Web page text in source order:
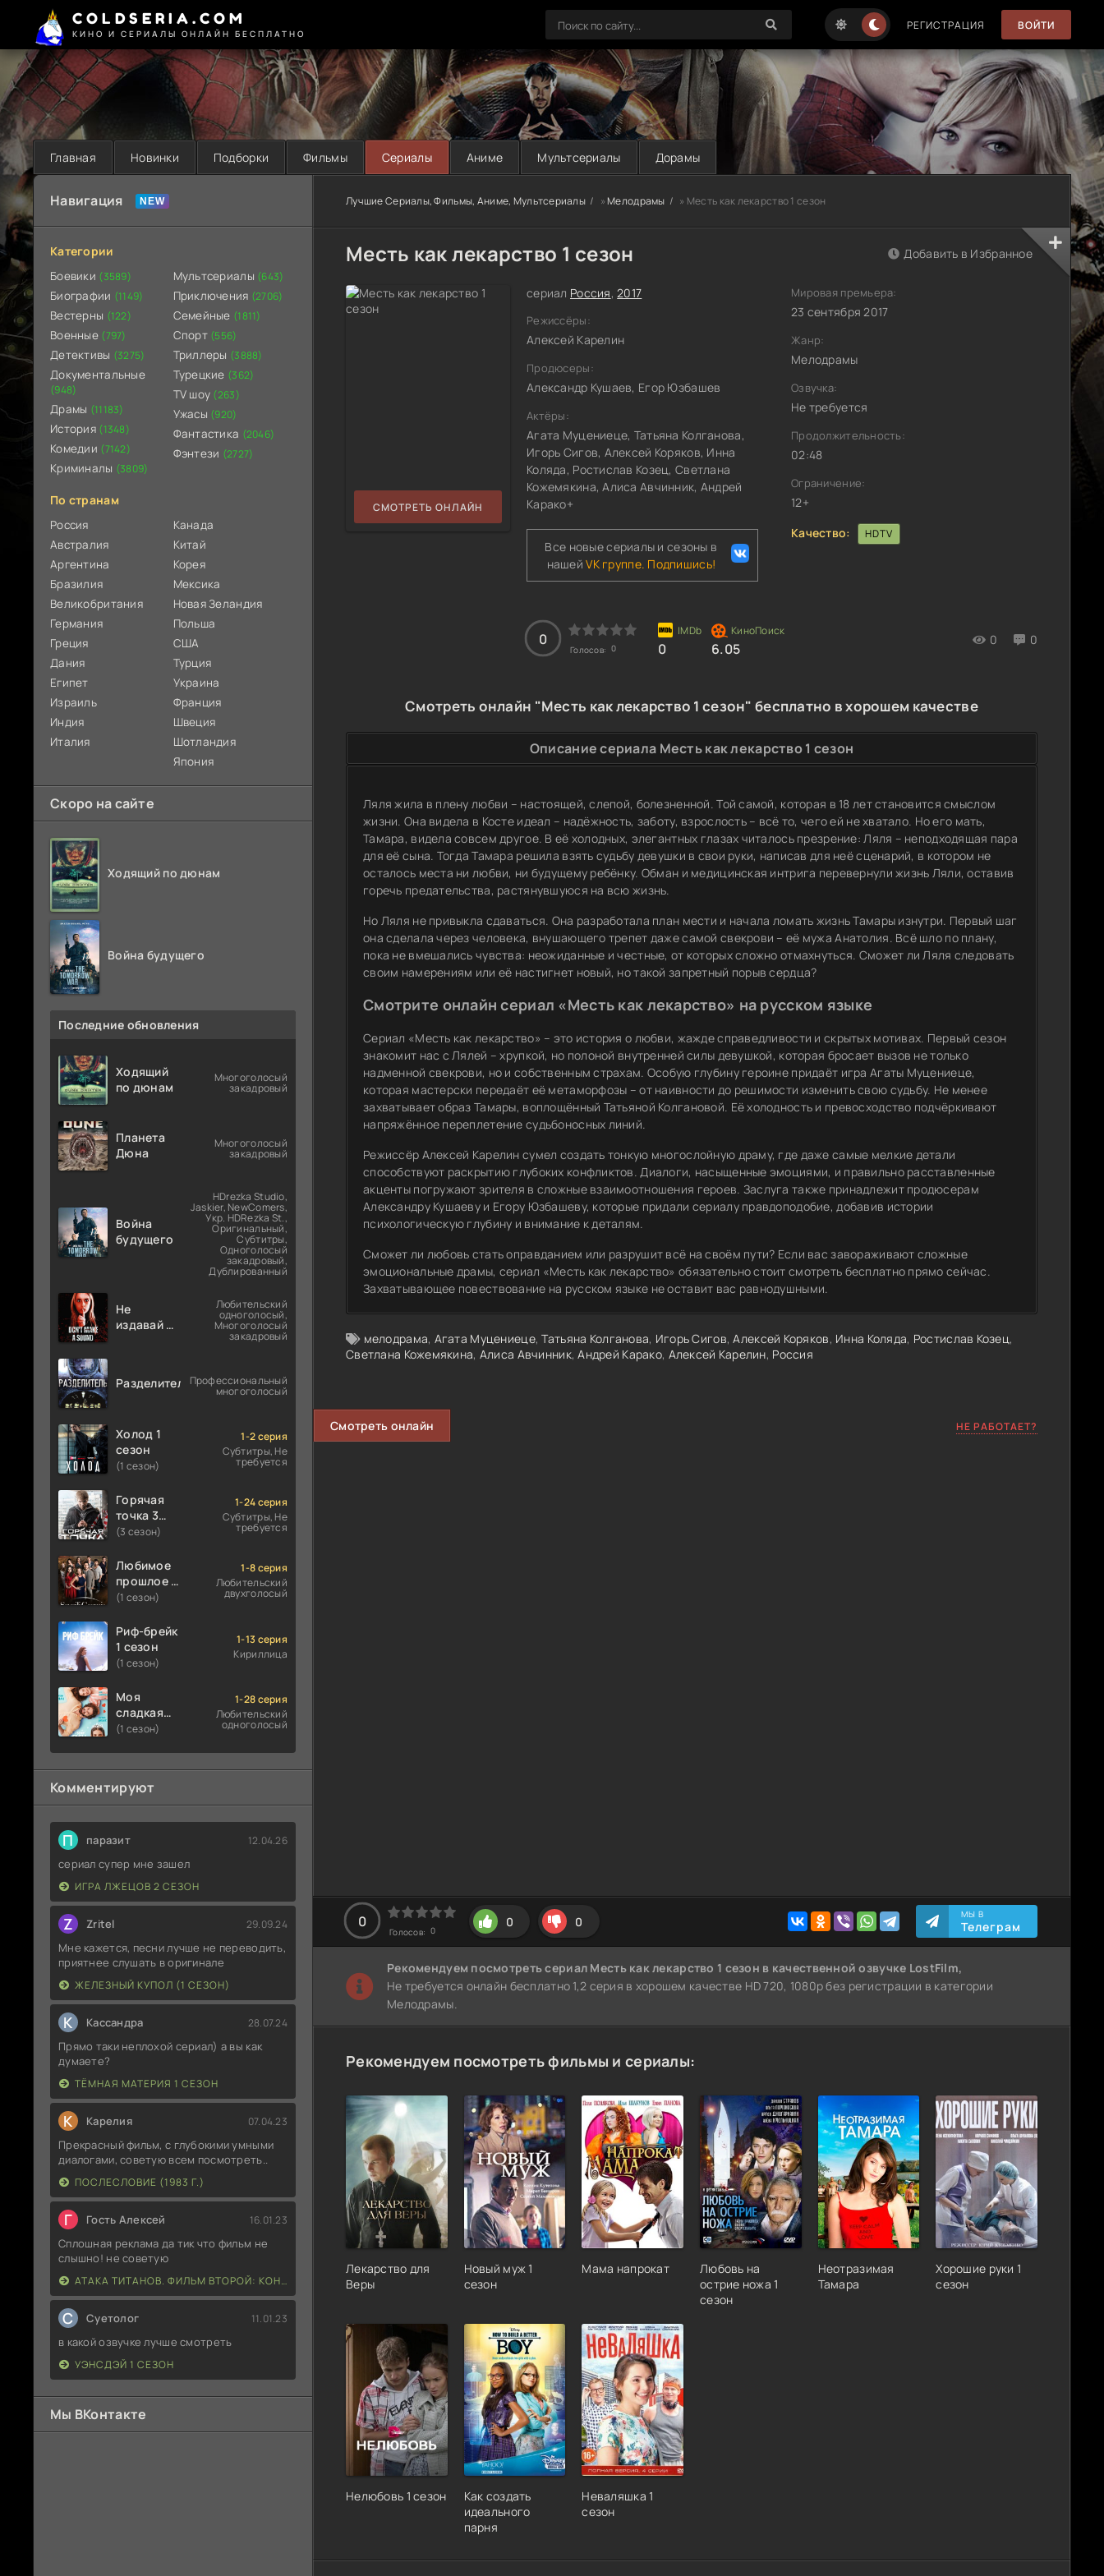
COLDSERIA.COM
КИНО И СЕРИАЛЫ ОНЛАЙН БЕСПЛАТНО
РЕГИСТРАЦИЯ ВОЙТИ
Главная Новинки Подборки Фильмы Сериалы Аниме Мультсериалы Дорамы
Навигация
Категории
Боевики (3589)
Биографии (1149)
Вестерны (122)
Военные (797)
Детективы (3275)
Документальные
(948)
Драмы (11183)
История (1348)
Комедии (7142)
Криминалы (3809)
Мультсериалы (643)
Приключения (2706)
Семейные (1811)
Спорт (556)
Триллеры (3888)
Турецкие (362)
TV шоу (263)
Ужасы (920)
Фантастика (2046)
Фэнтези (2727)
По странам
Россия
Австралия
Аргентина
Бразилия
Великобритания
Германия
Греция
Дания
Египет
Израиль
Индия
Италия
Канада
Китай
Корея
Мексика
Новая Зеландия
Польша
США
Турция
Украина
Франция
Швеция
Шотландия
Япония
Скоро на сайте
Ходящий по дюнам
Война будущего
Последние обновления
Ходящий
по дюнам
Многоголосый
закадровый
Планета
Дюна
Многоголосый
закадровый
Война
будущего
HDrezka Studio,
Jaskier, NewComers,
Укр. HDRezka St.,
Оригинальный,
Субтитры,
Одноголосый
закадровый,
Дублированный
Не
издавай ни
Любительский
одноголосый,
Многоголосый
закадровый
РазделительПрофессиональный
многоголосый
Холод 1
сезон
(1 сезон)
1-2 серия
Субтитры, Не
требуется
Горячая
точка 3
сезон
(3 сезон)
1-24 серия
Субтитры, Не
требуется
Любимое
прошлое 1
сезон
(1 сезон)
1-8 серия
Любительский
двухголосый
Риф-брейк
1 сезон
(1 сезон)
1-13 серия
Кириллица
Моя
сладкая
ложь 1
(1 сезон)
1-28 серия
Любительский
одноголосый
Комментируют
П паразит 12.04.26
сериал супер мне зашел
ИГРА ЛЖЕЦОВ 2 СЕЗОН
Z Zritel 29.09.24
Мне кажется, песни лучше не переводить,
приятнее слушать в оригинале
ЖЕЛЕЗНЫЙ КУПОЛ (1 СЕЗОН)
К Кассандра 28.07.24
Прямо таки неплохой сериал) а вы как
думаете?
ТЁМНАЯ МАТЕРИЯ 1 СЕЗОН
К Карелия 07.04.23
Прекрасный фильм, с глубокими умными
диалогами, советую всем посмотреть..
ПОСЛЕСЛОВИЕ (1983 Г.)
Г Гость Алексей 16.01.23
Сплошная реклама да тик что фильм не
слышно! не советую
АТАКА ТИТАНОВ. ФИЛЬМ ВТОРОЙ: КОНЕЦ СВЕТА
С Суетолог 11.01.23
в какой озвучке лучше смотреть
УЭНСДЭЙ 1 СЕЗОН
Мы ВКонтакте
Лучшие Сериалы, Фильмы, Аниме, Мультсериалы »Мелодрамы » Месть как лекарство 1 сезон
Месть как лекарство 1 сезон
СМОТРЕТЬ ОНЛАЙН
сериал Россия,2017
Режиссёры:
Алексей Карелин
Продюсеры:
Александр Кушаев, Егор Юзбашев
Актёры:
Агата Муцениеце, Татьяна Колганова,
Игорь Сигов, Алексей Коряков, Инна
Коляда, Ростислав Козец, Светлана
Кожемякина, Алиса Авчинник, Андрей
Карако+
Все новые сериалы и сезоны в
нашейVK группе. Подпишись!
0
Голосов: 0 0 6.05
0 0
Добавить в Избранное
Мировая премьера:
23 сентября 2017
Жанр:
Мелодрамы
Озвучка:
Не требуется
Продолжительность:
02:48
Ограничение:
12+
Качество:
HDTV
Смотреть онлайн "Месть как лекарство 1 сезон" бесплатно в хорошем качестве
Описание сериала Месть как лекарство 1 сезон
Ляля жила в плену любви – настоящей, слепой, болезненной. Той самой, которая в 18 лет становится смыслом
жизни. Она видела в Косте идеал – надёжность, заботу, взрослость – всё то, чего ей не хватало. Но его мать,
Тамара, видела совсем другое. В её холодных, элегантных глазах читалось презрение: Ляля – неподходящая пара
для её сына. Тогда Тамара решила взять судьбу девушки в свои руки, написав для неё сценарий, в котором не
осталось места ни любви, ни будущему ребёнку. Обман и медицинская интрига перевернули жизнь Ляли, оставив
горечь предательства, растянувшуюся на всю жизнь.
Но Ляля не привыкла сдаваться. Она разработала план мести и начала ломать жизнь Тамары изнутри. Первый шаг
она сделала через человека, внушающего трепет даже самой свекрови – её мужа Анатолия. Всё шло по плану,
пока не вмешались чувства: неожиданные и честные, от которых сложно отмахнуться. Сможет ли Ляля следовать
своим намерениям или её настигнет новый, но такой запретный порыв сердца?
Смотрите онлайн сериал «Месть как лекарство» на русском языке
Сериал «Месть как лекарство» – это история о любви, жажде справедливости и скрытых мотивах. Первый сезон
знакомит нас с Лялей – хрупкой, но полоной внутренней силы девушкой, которая бросает вызов не только
надменной свекрови, но и собственным страхам. Особую глубину героине придаёт игра Агаты Муцениеце,
которая мастерски передаёт её метаморфозы – от наивности до решимости изменить свою судьбу. Не менее
захватывает образ Тамары, воплощённый Татьяной Колгановой. Её холодность и превосходство подчёркивают
напряжённое переплетение судьбоносных линий.
Режиссёр Алексей Карелин сумел создать тонкую многослойную драму, где даже самые мелкие детали
способствуют раскрытию глубоких конфликтов. Диалоги, насыщенные эмоциями, и правильно расставленные
акценты погружают зрителя в сложные взаимоотношения героев. Заслуга также принадлежит продюсерам
Александру Кушаеву и Егору Юзбашеву, которые придали сериалу правдоподобие, добавив истории
психологическую глубину и внимание к деталям.
Сможет ли любовь стать оправданием или разрушит всё на своём пути? Если вас завораживают сложные
эмоциональные драмы, сериал «Месть как лекарство» обязательно стоит смотреть бесплатно прямо сейчас.
Захватывающее повествование на русском языке не оставит вас равнодушными.
мелодрама, Агата Муцениеце,Татьяна Колганова, Игорь Сигов,Алексей Коряков, Инна Коляда, Ростислав Козец,
Светлана Кожемякина, Алиса Авчинник,Андрей Карако, Алексей Карелин, Россия
Смотреть онлайн НЕ РАБОТАЕТ?
0
Голосов: 0
0 0 МЫ В
Телеграм
Рекомендуем посмотреть сериал Месть как лекарство 1 сезон в качественной озвучке LostFilm,
Не требуется онлайн бесплатно 1,2 серия в хорошем качестве HD 720, 1080p без регистрации в категории
Мелодрамы.
Рекомендуем посмотреть фильмы и сериалы:
Лекарство для
Веры
Новый муж 1
сезон
Мама напрокат
Любовь на
острие ножа 1
сезон
Неотразимая
Тамара
Хорошие руки 1
сезон
Нелюбовь 1 сезон
Как создать
идеального
парня
Неваляшка 1
сезон